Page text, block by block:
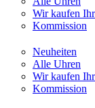
Wir kaufen
Kommission
Neuheiten
Alle Uhren
Wir kaufen
Kommission